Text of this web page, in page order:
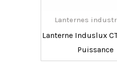
Lanternes
Lanterne Induslux
Puissance